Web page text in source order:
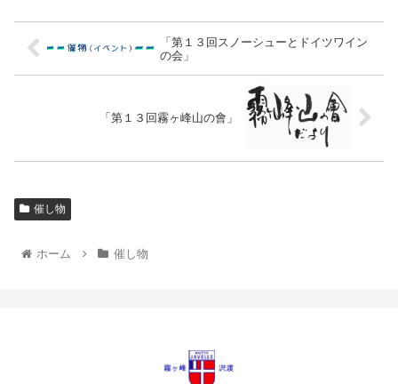
「第１３回スノーシューとドイツワイン
の会」
「第１３回霧ヶ峰山の會」
催し物
ホーム 催し物